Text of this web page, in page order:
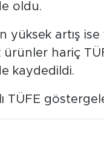
oldu.
yüksek artış
ürünler hariç
kaydedildi.
TÜFE